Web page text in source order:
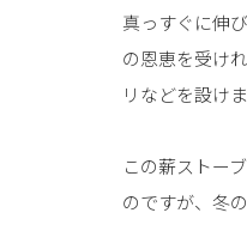
真っすぐに伸
の恩恵を受け
リなどを設けま
この薪ストー
のですが、冬